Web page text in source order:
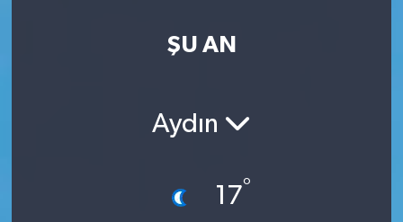
ŞU AN
Aydın
17°
Son Dakika Haberleri